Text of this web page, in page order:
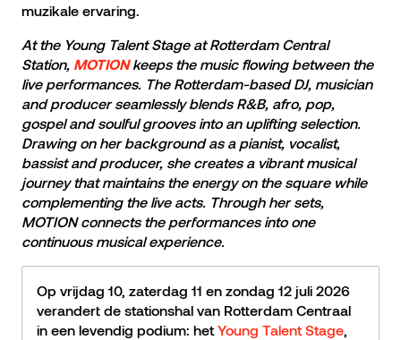
muzikale ervaring.
At the Young Talent Stage at Rotterdam Central
Station, MOTIONkeeps the music flowing between the
live performances. The Rotterdam-based DJ, musician
and producer seamlessly blends R&B, afro, pop,
gospel and soulful grooves into an uplifting selection.
Drawing on her background as a pianist, vocalist,
bassist and producer, she creates a vibrant musical
journey that maintains the energy on the square while
complementing the live acts. Through her sets,
MOTION connects the performances into one
continuous musical experience.
Op vrijdag 10, zaterdag 11 en zondag 12 juli 2026
verandert de stationshal van Rotterdam Centraal
in een levendig podium: hetYoung Talent Stage,